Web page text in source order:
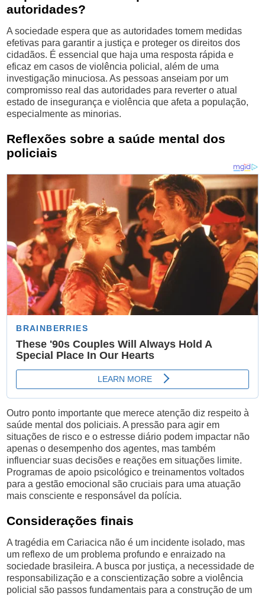
autoridades?
A sociedade espera que as autoridades tomem medidas
efetivas para garantir a justiça e proteger os direitos dos
cidadãos. É essencial que haja uma resposta rápida e
eficaz em casos de violência policial, além de uma
investigação minuciosa. As pessoas anseiam por um
compromisso real das autoridades para reverter o atual
estado de insegurança e violência que afeta a população,
especialmente as minorias.
Reflexões sobre a saúde mental dos
policiais
Outro ponto importante que merece atenção diz respeito à
saúde mental dos policiais. A pressão para agir em
situações de risco e o estresse diário podem impactar não
apenas o desempenho dos agentes, mas também
influenciar suas decisões e reações em situações limite.
Programas de apoio psicológico e treinamentos voltados
para a gestão emocional são cruciais para uma atuação
mais consciente e responsável da polícia.
Considerações finais
A tragédia em Cariacica não é um incidente isolado, mas
um reflexo de um problema profundo e enraizado na
sociedade brasileira. A busca por justiça, a necessidade de
responsabilização e a conscientização sobre a violência
policial são passos fundamentais para a construção de um